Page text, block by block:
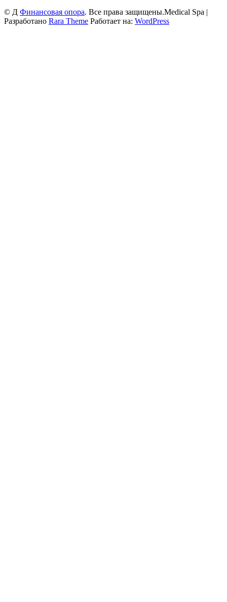
© Д Финансовая опора. Все права защищены.Medical Spa |
Разработано Rara Theme Работает на: WordPress